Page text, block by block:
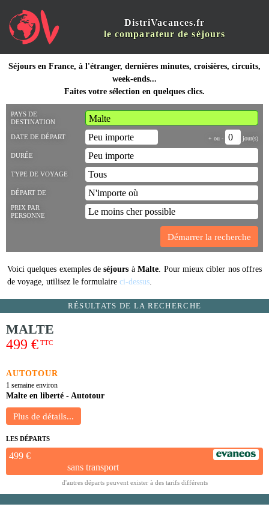
DistriVacances.fr
le comparateur de séjours
Séjours en France, à l'étranger, dernières minutes, croisières, circuits,
week-ends...
Faites votre sélection en quelques clics.
PAYS DE
DESTINATION
DATE DE DÉPART + ou - jour(s)
DURÉE
TYPE DE VOYAGE
DÉPART DE
PRIX PAR
PERSONNE
Voici quelques exemples deséjours àMalte. Pour mieux cibler nos offres
de voyage, utilisez le formulaire ci-dessus.
RÉSULTATS DE LA RECHERCHE
MALTE
499 € TTC
AUTOTOUR
1 semaine environ
Malte en liberté - Autotour
LES DÉPARTS
499 €
sans transport
d'autres départs peuvent exister à des tarifs différents